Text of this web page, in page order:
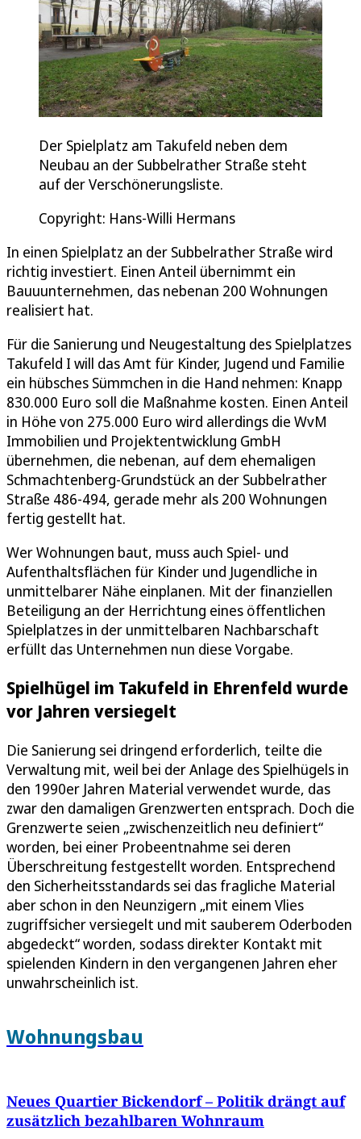
Der Spielplatz am Takufeld neben dem
Neubau an der Subbelrather Straße steht
auf der Verschönerungsliste.
Copyright: Hans-Willi Hermans
In einen Spielplatz an der Subbelrather Straße wird
richtig investiert. Einen Anteil übernimmt ein
Bauuunternehmen, das nebenan 200 Wohnungen
realisiert hat.
Für die Sanierung und Neugestaltung des Spielplatzes
Takufeld I will das Amt für Kinder, Jugend und Familie
ein hübsches Sümmchen in die Hand nehmen: Knapp
830.000 Euro soll die Maßnahme kosten. Einen Anteil
in Höhe von 275.000 Euro wird allerdings die WvM
Immobilien und Projektentwicklung GmbH
übernehmen, die nebenan, auf dem ehemaligen
Schmachtenberg-Grundstück an der Subbelrather
Straße 486-494, gerade mehr als 200 Wohnungen
fertig gestellt hat.
Wer Wohnungen baut, muss auch Spiel- und
Aufenthaltsflächen für Kinder und Jugendliche in
unmittelbarer Nähe einplanen. Mit der finanziellen
Beteiligung an der Herrichtung eines öffentlichen
Spielplatzes in der unmittelbaren Nachbarschaft
erfüllt das Unternehmen nun diese Vorgabe.
Spielhügel im Takufeld in Ehrenfeld wurde
vor Jahren versiegelt
Die Sanierung sei dringend erforderlich, teilte die
Verwaltung mit, weil bei der Anlage des Spielhügels in
den 1990er Jahren Material verwendet wurde, das
zwar den damaligen Grenzwerten entsprach. Doch die
Grenzwerte seien „zwischenzeitlich neu definiert“
worden, bei einer Probeentnahme sei deren
Überschreitung festgestellt worden. Entsprechend
den Sicherheitsstandards sei das fragliche Material
aber schon in den Neunzigern „mit einem Vlies
zugriffsicher versiegelt und mit sauberem Oderboden
abgedeckt“ worden, sodass direkter Kontakt mit
spielenden Kindern in den vergangenen Jahren eher
unwahrscheinlich ist.
Wohnungsbau
Neues Quartier Bickendorf – Politik drängt auf
zusätzlich bezahlbaren Wohnraum